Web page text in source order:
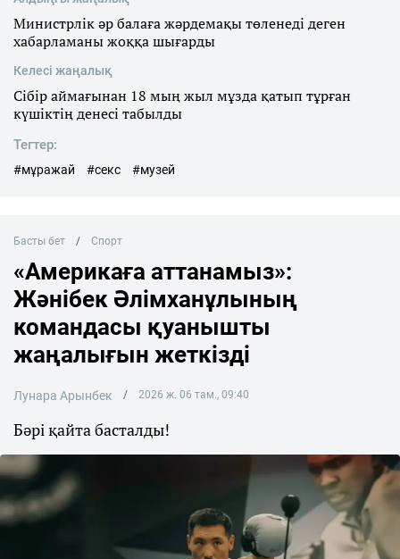
Министрлік әр балаға жәрдемақы төленеді деген
хабарламаны жоққа шығарды
Келесі жаңалық
Сібір аймағынан 18 мың жыл мұзда қатып тұрған
күшіктің денесі табылды
Тегтер:
#мұражай #секс #музей
Басты бет Спорт
«Америкаға аттанамыз»:
Жәнібек Әлімханұлының
командасы қуанышты
жаңалығын жеткізді
Лунара Арынбек 2026 ж. 06 там., 09:40
Бәрі қайта басталды!